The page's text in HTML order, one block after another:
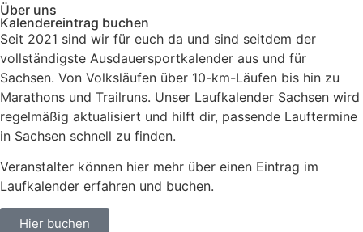
Über uns
Kalendereintrag buchen
Seit 2021 sind wir für euch da und sind seitdem der
vollständigste Ausdauersportkalender aus und für
Sachsen. Von Volksläufen über 10-km-Läufen bis hin zu
Marathons und Trailruns. Unser Laufkalender Sachsen wird
regelmäßig aktualisiert und hilft dir, passende Lauftermine
in Sachsen schnell zu finden.
Veranstalter können hier mehr über einen Eintrag im
Laufkalender erfahren und buchen.
Hier buchen